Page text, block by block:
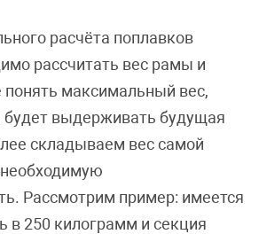
расчёта поплавков
рассчитать вес рамы и
понять максимальный вес,
выдерживать будущая
складываем вес самой
Рассмотрим пример: имеется
в 250 килограмм и секция